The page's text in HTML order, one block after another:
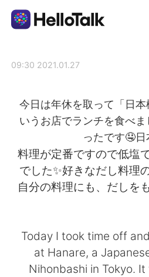
العربية
English 简体中文
Français Deutsch
日本語 한국어
2021.01.27 09:30
今日は年休を取って「日
いうお店でランチを食べ
ったです🤤
料理が定番ですので低塩
でした✨好きなだし料理
自分の料理にも、だしを
Today I took time off
at Hanare, a
Nihonbashi in Tokyo.